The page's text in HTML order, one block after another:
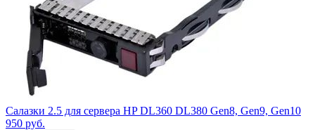
Салазки 2.5 для сервера HP DL360 DL380 Gen8, Gen9, Gen10
950 руб.